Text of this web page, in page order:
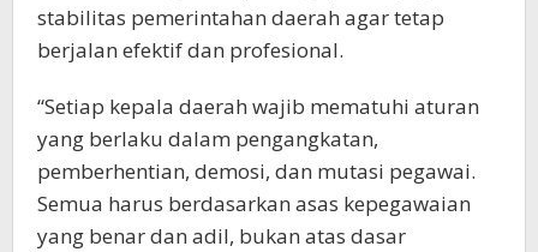
stabilitas pemerintahan daerah agar tetap
berjalan efektif dan profesional.
“Setiap kepala daerah wajib mematuhi aturan
yang berlaku dalam pengangkatan,
pemberhentian, demosi, dan mutasi pegawai.
Semua harus berdasarkan asas kepegawaian
yang benar dan adil, bukan atas dasar